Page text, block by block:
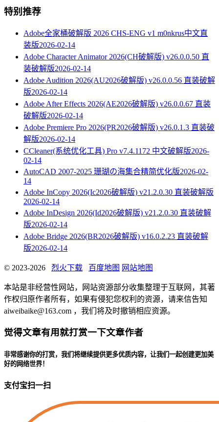
特别推荐
Adobe全家桶破解版 2026 CHS-ENG v1 m0nkrus中文直
装版2026-02-14
Adobe Character Animator 2026(CH破解版) v26.0.0.50 直
装破解版2026-02-14
Adobe Audition 2026(AU2026破解版) v26.0.0.56 直装破解
版2026-02-14
Adobe After Effects 2026(AE2026破解版) v26.0.0.67 直装
破解版2026-02-14
Adobe Premiere Pro 2026(PR2026破解版) v26.0.1.3 直装破
解版2026-02-14
CCleaner(系统优化工具) Pro v7.4.1172 中文破解版2026-
02-14
AutoCAD 2007-2025 珊瑚の海集合精简优化版2026-02-
14
Adobe InCopy 2026(Ic2026破解版) v21.2.0.30 直装破解版
2026-02-14
Adobe InDesign 2026(Id2026破解版) v21.2.0.30 直装破解
版2026-02-14
Adobe Bridge 2026(BR2026破解版) v16.0.2.23 直装破解
版2026-02-14
© 2023-2026 烈火下载 百度地图 网站地图
本站是非经营性网站，网站资源部分收集整理于互联网，其著
作权归原作者所有，如果有侵犯您权利的资源，请来信告知
aiweibaike@163.com ，我们将及时撤销相应资源。
觉得文章有用就打赏一下文章作者
非常感谢你的打赏，我们将继续提供更多优质内容，让我们一起创建更加美
好的网络世界！
支付宝扫一扫